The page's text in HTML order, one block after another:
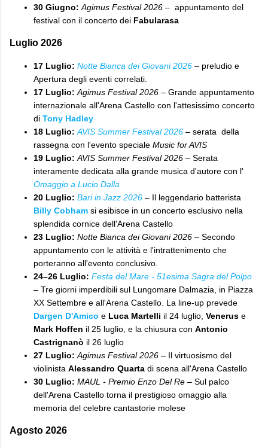
30 Giugno: Agimus Festival 2026 – appuntamento del
festival con il concerto dei Fabularasa
​Luglio 2026
17 Luglio: Notte Bianca dei Giovani 2026 – preludio e
Apertura degli eventi correlati.
17 Luglio: Agimus Festival 2026 – Grande appuntamento
internazionale all'Arena Castello con l'attesissimo concerto
di Tony Hadley
18 Luglio: AVIS Summer Festival 2026 – serata della
rassegna con l'evento speciale Music for AVIS
19 Luglio: AVIS Summer Festival 2026 – Serata
interamente dedicata alla grande musica d'autore con l'
Omaggio a Lucio Dalla
20 Luglio: Bari in Jazz 2026 – Il leggendario batterista
Billy Cobham si esibisce in un concerto esclusivo nella
splendida cornice dell'Arena Castello
23 Luglio: Notte Bianca dei Giovani 2026 – Secondo
appuntamento con le attività e l'intrattenimento che
porteranno all'evento conclusivo.
24–26 Luglio: Festa del Mare - 51esima Sagra del Polpo
– Tre giorni imperdibili sul Lungomare Dalmazia, in Piazza
XX Settembre e all'Arena Castello. La line-up prevede
Dargen D'Amico e Luca Martelli il 24 luglio, Venerus e
Mark Hoffen il 25 luglio, e la chiusura con Antonio
Castrignanò il 26 luglio
27 Luglio: Agimus Festival 2026 – Il virtuosismo del
violinista Alessandro Quarta di scena all'Arena Castello
30 Luglio: MAUL - Premio Enzo Del Re – Sul palco
dell'Arena Castello torna il prestigioso omaggio alla
memoria del celebre cantastorie molese
​Agosto 2026